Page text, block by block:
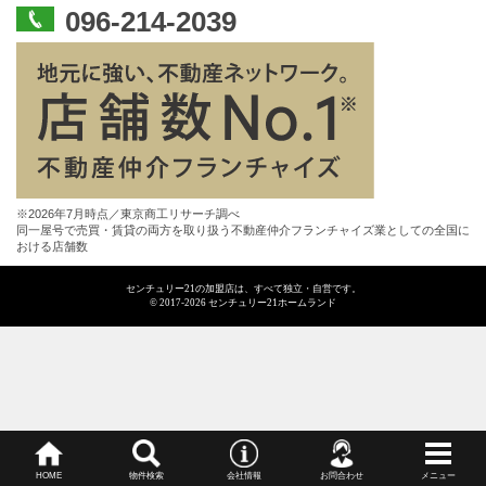
096-214-2039
※2026年7月時点／東京商工リサーチ調べ
同一屋号で売買・賃貸の両方を取り扱う不動産仲介フランチャイズ業としての全国に
おける店舗数
センチュリー21の加盟店は、すべて独立・自営です。
© 2017-2026 センチュリー21ホームランド
HOME 物件検索 会社情報 お問合わせ メニュー